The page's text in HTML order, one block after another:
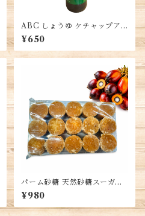
ABC しょうゆ ケチャップア
シン 醬油、品質大豆使用、風
味豊かな調味料、インドネシ
ア産、SOY SAUCE KECAP
¥650
パーム砂糖 天然砂糖スーガー
業務用 500g入るパック Palm
Sugar, Đường Thốt Nốt
¥980